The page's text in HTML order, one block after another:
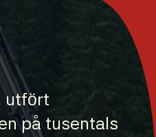
utfört
på tusentals